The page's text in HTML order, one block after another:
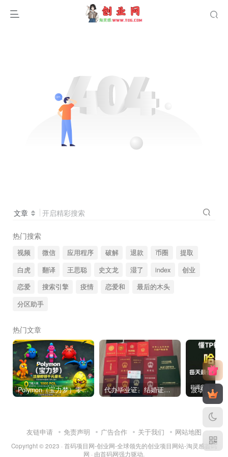
文章 开启精彩搜索
热门搜索
视频 微信 应用程序 破解 退款 币圈
提取
白虎
翻译 王思聪 史文龙 湿了 index
创业
恋爱
搜索引擎 疫情 恋爱和
最后的木头
分区助手
热门文章
Polymon（宝力梦）零撸链游天花板，稳定收益，轻松变现，今日全球首发！ 代办毕业证、结婚证、房产证、不动产权证书、离婚证、中专/大专/高中
友链申请 免责声明 广告合作 关于我们 网站地图
Copyright © 2023 · 首码项目网-创业网-全球领先的创业项目网站-淘灵感首码
网 · 由首码网强力驱动.